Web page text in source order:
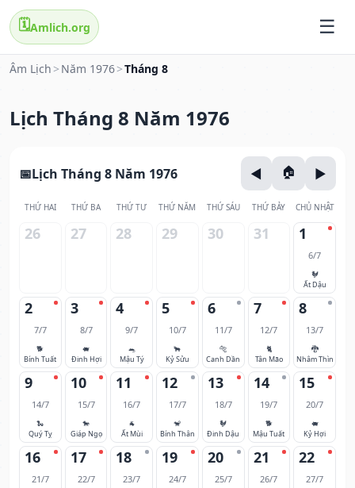
🗓️Amlich.org
Âm Lịch > Năm 1976>Tháng 8
Lịch Tháng 8 Năm 1976
Lịch Tháng 8 Năm 1976
THỨ HAI THỨ BA THỨ TƯ THỨ NĂM THỨ SÁU THỨ BẢY CHỦ NHẬT
26 27 28 29 30 31 1
6/7
🐓
Ất Dậu
2
7/7
🐕
Bính Tuất
3
8/7
🐖
Đinh Hợi
4
9/7
🐀
Mậu Tý
5
10/7
🐂
Kỷ Sửu
6
11/7
🐅
Canh Dần
7
12/7
🐈
Tân Mão
8
13/7
🐉
Nhâm Thìn
9
14/7
🐍
Quý Tỵ
10
15/7
🐎
Giáp Ngọ
11
16/7
🐐
Ất Mùi
12
17/7
🐒
Bính Thân
13
18/7
🐓
Đinh Dậu
14
19/7
🐕
Mậu Tuất
15
20/7
🐖
Kỷ Hợi
16
21/7
17
22/7
18
23/7
19
24/7
20
25/7
21
26/7
22
27/7